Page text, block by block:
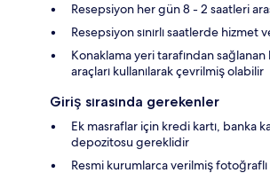
Resepsiyon her gün 8 - 2 saatleri
Resepsiyon sınırlı saatlerde hizmet
Konaklama yeri tarafından
araçları kullanılarak çevrilmiş olabilir
Giriş sırasında gerekenler
Ek masraflar için kredi kartı, banka
depozitosu gereklidir
Resmi kurumlarca verilmiş